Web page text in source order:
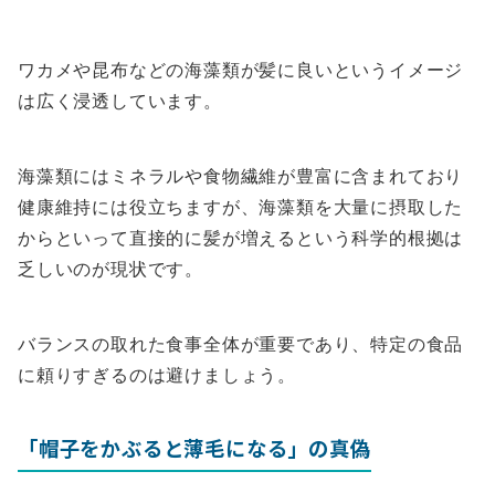
ワカメや昆布などの海藻類が髪に良いというイメージ
は広く浸透しています。
海藻類にはミネラルや食物繊維が豊富に含まれており
健康維持には役立ちますが、海藻類を大量に摂取した
からといって直接的に髪が増えるという科学的根拠は
乏しいのが現状です。
バランスの取れた食事全体が重要であり、特定の食品
に頼りすぎるのは避けましょう。
「帽子をかぶると薄毛になる」の真偽